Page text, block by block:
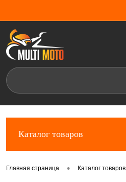
Каталог товаров
Главная страница • Каталог товаров